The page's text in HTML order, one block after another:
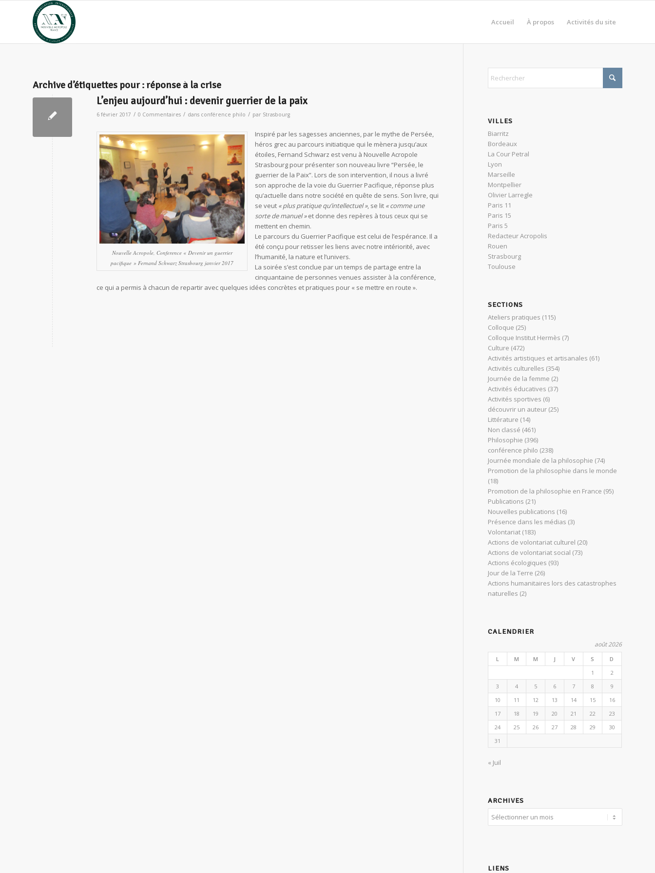
Accueil À propos Activités du site
Archive d’étiquettes pour : réponse à la crise
L’enjeu aujourd’hui : devenir guerrier de la paix
6 février 2017 / 0 Commentaires / dans conférence philo / par Strasbourg
Nouvelle Acropole, Conference « Devenir un guerrier
pacifique » Fernand Schwarz Strasbourg janvier 2017
Inspiré par les sagesses anciennes, par le mythe de Persée,
héros grec au parcours initiatique qui le mènera jusqu’aux
étoiles, Fernand Schwarz est venu à Nouvelle Acropole
Strasbourg pour présenter son nouveau livre “Persée, le
guerrier de la Paix”. Lors de son intervention, il nous a livré
son approche de la voie du Guerrier Pacifique, réponse plus
qu’actuelle dans notre société en quête de sens. Son livre, qui
se veut « plus pratique qu’intellectuel », se lit « comme une
sorte de manuel »et donne des repères à tous ceux qui se
mettent en chemin.
Le parcours du Guerrier Pacifique est celui de l’espérance. Il a
été conçu pour retisser les liens avec notre intériorité, avec
l’humanité, la nature et l’univers.
La soirée s’est conclue par un temps de partage entre la
cinquantaine de personnes venues assister à la conférence,
ce qui a permis à chacun de repartir avec quelques idées concrètes et pratiques pour « se mettre en route ».
VILLES
Biarritz
Bordeaux
La Cour Petral
Lyon
Marseille
Montpellier
Olivier Larregle
Paris 11
Paris 15
Paris 5
Redacteur Acropolis
Rouen
Strasbourg
Toulouse
SECTIONS
Ateliers pratiques (115)
Colloque (25)
Colloque Institut Hermès (7)
Culture (472)
Activités artistiques et artisanales (61)
Activités culturelles (354)
Journée de la femme (2)
Activités éducatives (37)
Activités sportives (6)
découvrir un auteur (25)
Littérature (14)
Non classé (461)
Philosophie (396)
conférence philo (238)
Journée mondiale de la philosophie (74)
Promotion de la philosophie dans le monde
(18)
Promotion de la philosophie en France (95)
Publications (21)
Nouvelles publications (16)
Présence dans les médias (3)
Volontariat (183)
Actions de volontariat culturel (20)
Actions de volontariat social (73)
Actions écologiques (93)
Jour de la Terre (26)
Actions humanitaires lors des catastrophes
naturelles (2)
CALENDRIER
août 2026
L M M J V S
D
1
2
3
4 5 6 7 8
9
10
11 12 13 14 15
16
17
18 19 20 21 22
23
24
25 26 27 28 29
30
31
« Juil
ARCHIVES
LIENS